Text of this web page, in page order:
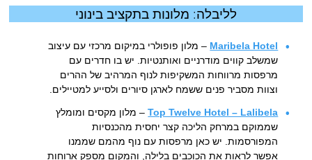
לליבלה: מלונות בתקציב בינוני
Maribela Hotel – מלון פופולרי במיקום מרכזי עם עיצוב
שמשלב קווים מודרניים ואותנטיות. יש בו חדרים עם
מרפסות מרווחות המשקיפות לנוף המרהיב של ההרים
וצוות מסביר פנים ששמח לארגן סיורים ולסייע למטיילים.
Top Twelve Hotel – Lalibela– מלון מקסים ומומלץ
שממוקם במרחק הליכה קצר יחסית מהכנסיות
המפורסמות. יש כאן מרפסות עם נוף מהמם שממנו
אפשר לראות את הכוכבים בלילה, והמקום מספק ארוחות